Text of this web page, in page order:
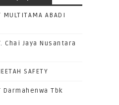
ABADI
Chai Jaya Nusantara
SAFETY
Tbk